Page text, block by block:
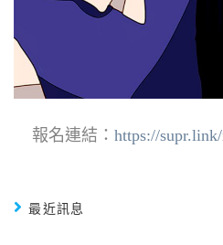
報名連結： https://
最近訊息